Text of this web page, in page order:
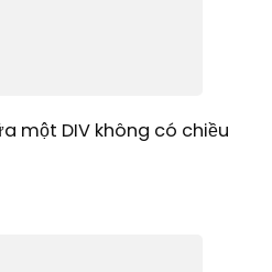
một DIV không có chiều